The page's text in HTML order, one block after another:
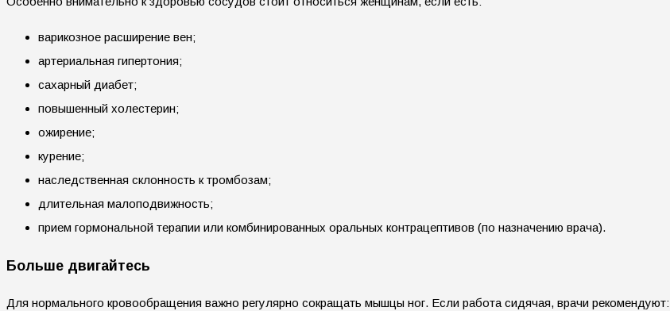
варикозное расширение вен;
артериальная гипертония;
сахарный диабет;
повышенный холестерин;
ожирение;
курение;
наследственная склонность к тромбозам;
длительная малоподвижность;
прием гормональной терапии или комбинированных оральных контрацептивов (по назначению врача).
Больше двигайтесь
Для нормального кровообращения важно регулярно сокращать мышцы ног. Если работа сидячая, врачи рекомендуют: